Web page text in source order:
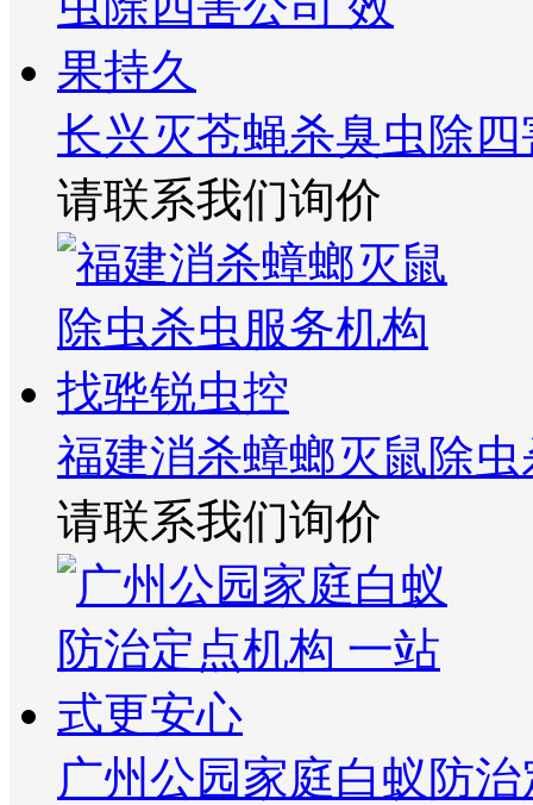
长兴灭苍蝇杀臭虫除
请联系我们询价
福建消杀蟑螂灭鼠除
请联系我们询价
广州公园家庭白蚁防